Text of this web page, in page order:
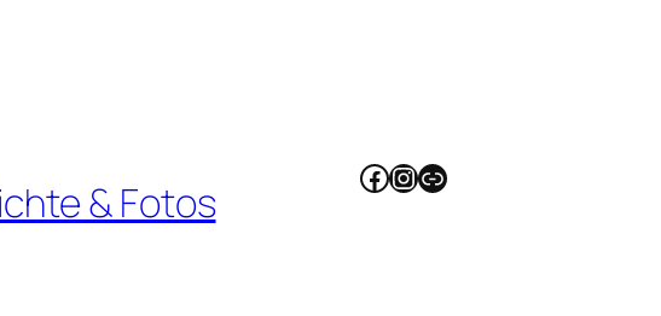
& Fotos Facebook
Instagram
Link